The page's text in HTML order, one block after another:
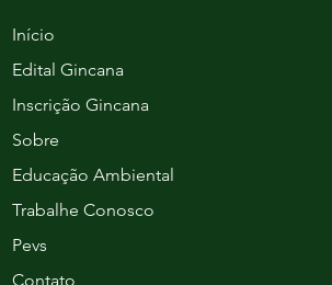
Início
Edital Gincana
Inscrição Gincana
Sobre
Educação Ambiental
Trabalhe Conosco
Pevs
Contato